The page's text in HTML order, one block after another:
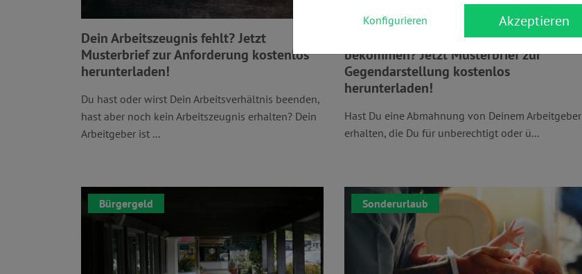
Dein Arbeitszeugnis fehlt? Jetzt
Musterbrief zur Anforderung kostenlos
herunterladen!
Du hast oder wirst Dein Arbeitsverhältnis beenden,
hast aber noch kein Arbeitszeugnis erhalten? Dein
Arbeitgeber ist ...
Ungerechtfertigte Abmahnung
bekommen? Jetzt Musterbrief zur
Gegendarstellung kostenlos
herunterladen!
Hast Du eine Abmahnung von Deinem Arbeitgeber
erhalten, die Du für unberechtigt oder ü...
Bürgergeld Sonderurlaub
Konfigurieren Akzeptieren